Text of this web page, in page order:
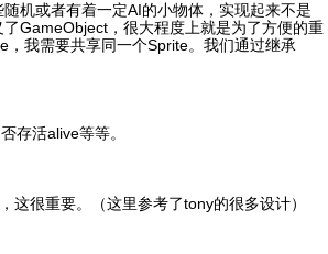
机或者有着一定AI的小物体，实现起来不是
GameObject，很大程度上就是为了方便的重
我需要共享同一个Sprite。我们通过继承
存活alive等等。
很重要。（这里参考了tony的很多设计）